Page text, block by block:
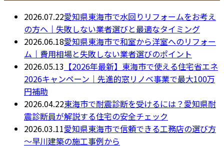
2026.07.22愛知県東海市で水回りリフォームをお考え
の方へ｜失敗しない業者選びと最適なタイミング
2026.06.18愛知県東海市で和室から洋室へのリフォー
ム｜費用相場と失敗しない業者選びのポイント
2026.05.13 【2026年最新】東海市で使える住宅省エネ
2026キャンペーン｜先進的窓リノベ事業で最大100万
円補助
2026.04.22東海市で耐震診断を受けるには？愛知県耐
震診断員が解説する住宅の安全チェック
2026.03.11愛知県東海市で信頼できる工務店の選び方
～早川建築の施工事例から